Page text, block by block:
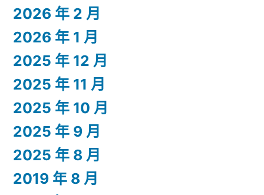
2026 年 2 月
2026 年 1 月
2025 年 12 月
2025 年 11 月
2025 年 10 月
2025 年 9 月
2025 年 8 月
2019 年 8 月